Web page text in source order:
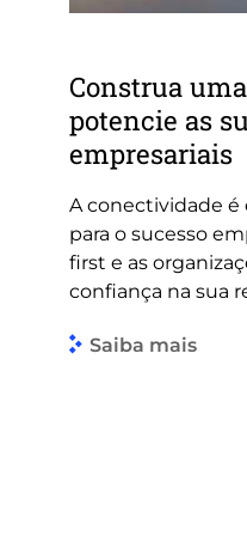
Construa
potencie as
empresariais
A conectividade
para o sucesso
first e as
confiança na sua
Saiba mais